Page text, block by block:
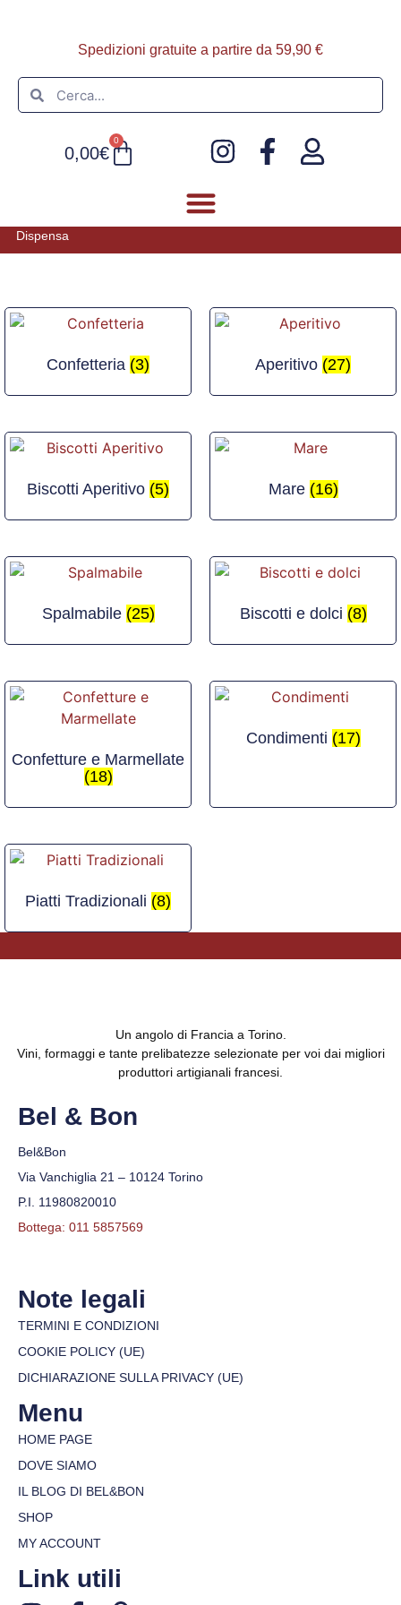
Spedizioni gratuite a partire da 59,90 €
0,00€
0
Dispensa
Confetteria (3) Aperitivo (27)
Biscotti Aperitivo (5) Mare (16)
Spalmabile (25) Biscotti e dolci (8)
Confetture e Marmellate
(18)
Condimenti (17)
Piatti Tradizionali (8)
Un angolo di Francia a Torino.
Vini, formaggi e tante prelibatezze selezionate per voi dai migliori
produttori artigianali francesi.
Bel & Bon
Bel&Bon
Via Vanchiglia 21 – 10124 Torino
P.I. 11980820010
Bottega: 011 5857569
Note legali
TERMINI E CONDIZIONI
COOKIE POLICY (UE)
DICHIARAZIONE SULLA PRIVACY (UE)
Menu
HOME PAGE
DOVE SIAMO
IL BLOG DI BEL&BON
SHOP
MY ACCOUNT
Link utili